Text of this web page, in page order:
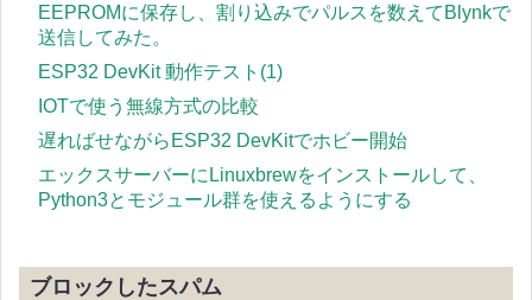
EEPROMに保存し、割り込みでパルスを数えてBlynkで
送信してみた。
ESP32 DevKit 動作テスト(1)
IOTで使う無線方式の比較
遅ればせながらESP32 DevKitでホビー開始
エックスサーバーにLinuxbrewをインストールして、
Python3とモジュール群を使えるようにする
ブロックしたスパム